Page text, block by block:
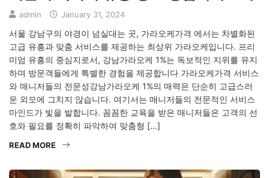
admin January 31, 2024
서울 강남구의 야경이 넘실대는 곳, 가라오케가격 에서는 차별화된
고급 유흥과 맞춤 서비스를 제공하는 최상위 가라오케입니다. 프리
미엄 유흥의 중심지로서, 강남가라오케 1%는 독보적인 지위를 유지
하며 방문객들에게 특별한 경험을 제공합니다 가라오케가격 서비스
와 매니저들의 전문성강남가라오케 1%의 매력은 단순히 고급스러
운 외모에 그치지 않습니다. 여기서는 매니저들의 전문적인 서비스
마인드가 빛을 발합니다. 꼼꼼한 교육을 받은 매니저들은 고객의 선
호와 필요를 정확히 파악하여 맞춤형 […]
READ MORE